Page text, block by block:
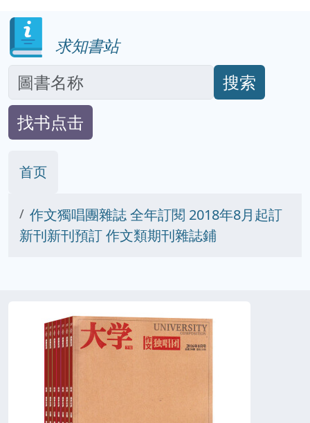
求知書站
搜索
找书点击
首页
作文獨唱團雜誌 全年訂閱 2018年8月起訂
新刊新刊預訂 作文類期刊雜誌鋪